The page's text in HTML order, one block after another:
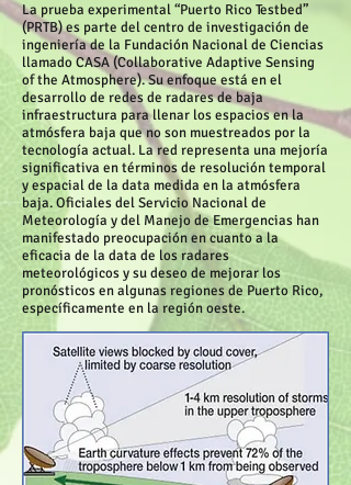
La prueba experimental “Puerto Rico Testbed”
(PRTB) es parte del centro de investigación de
ingeniería de la Fundación Nacional de Ciencias
llamado CASA (Collaborative Adaptive Sensing
of the Atmosphere). Su enfoque está en el
desarrollo de redes de radares de baja
infraestructura para llenar los espacios en la
atmósfera baja que no son muestreados por la
tecnología actual. La red representa una mejoría
significativa en términos de resolución temporal
y espacial de la data medida en la atmósfera
baja. Oficiales del Servicio Nacional de
Meteorología y del Manejo de Emergencias han
manifestado preocupación en cuanto a la
eficacia de la data de los radares
meteorológicos y su deseo de mejorar los
pronósticos en algunas regiones de Puerto Rico,
específicamente en la región oeste.